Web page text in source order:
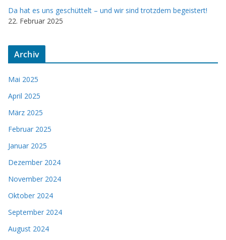
Da hat es uns geschüttelt – und wir sind trotzdem begeistert!
22. Februar 2025
Archiv
Mai 2025
April 2025
März 2025
Februar 2025
Januar 2025
Dezember 2024
November 2024
Oktober 2024
September 2024
August 2024